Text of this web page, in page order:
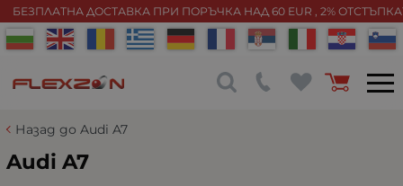
БЕЗПЛАТНА ДОСТАВКА ПРИ ПОРЪЧКА НАД 60 EUR , 2%
Назад до Audi A7
Audi A7